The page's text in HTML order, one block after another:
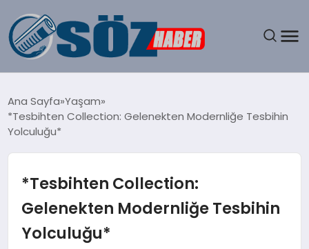
SPOR
EĞITIM
Ana Sayfa Yaşam
*Tesbihten Collection: Gelenekten Modernliğe Tesbihin
Yolculuğu*
*Tesbihten Collection:
Gelenekten Modernliğe Tesbihin
Yolculuğu*